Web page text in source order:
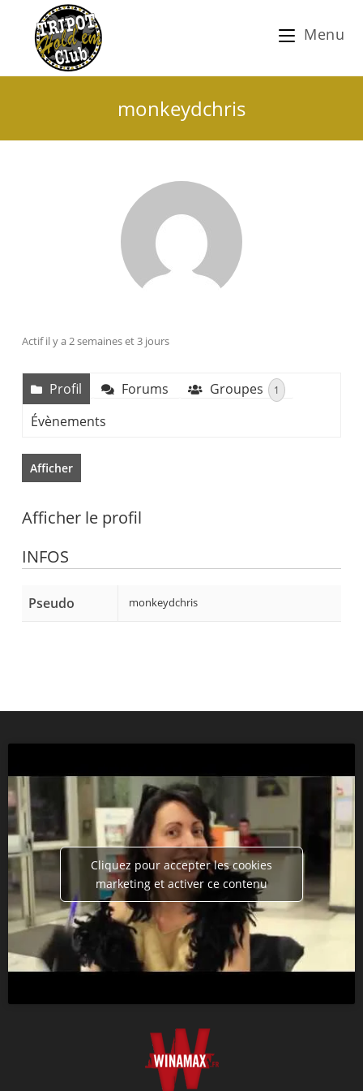
Menu
monkeydchris
Actif il y a 2 semaines et 3 jours
Profil Forums Groupes 1
Évènements
Afficher
Afficher le profil
INFOS
Pseudo monkeydchris
Cliquez pour accepter les cookies
marketing et activer ce contenu